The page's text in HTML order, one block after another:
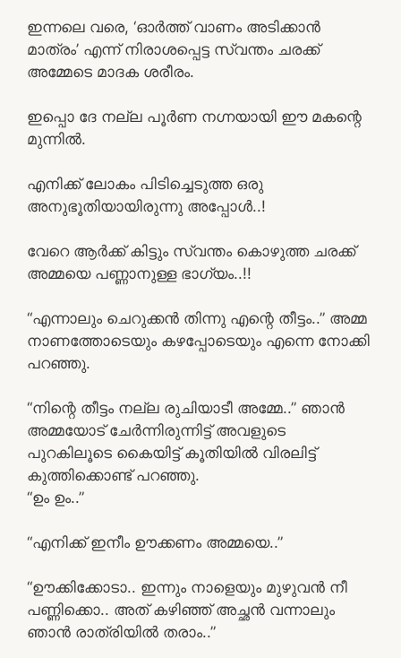
ഇന്നലെ വരെ, ‘ഓർത്ത് വാണം അടിക്കാൻ
മാത്രം’ എന്ന് നിരാശപ്പെട്ട സ്വന്തം ചരക്ക്
അമ്മേടെ മാദക ശരീരം.
ഇപ്പൊ ദേ നല്ല പൂർണ നഗ്നയായി ഈ മകന്റെ
മുന്നിൽ.
എനിക്ക് ലോകം പിടിച്ചെടുത്ത ഒരു
അനുഭൂതിയായിരുന്നു അപ്പോൾ..!
വേറെ ആർക്ക് കിട്ടും സ്വന്തം കൊഴുത്ത ചരക്ക്
അമ്മയെ പണ്ണാനുള്ള ഭാഗ്യം..!!
“എന്നാലും ചെറുക്കൻ തിന്നു എന്റെ തീട്ടം..” അമ്മ
നാണത്തോടെയും കഴപ്പോടെയും എന്നെ നോക്കി
പറഞ്ഞു.
“നിന്റെ തീട്ടം നല്ല രുചിയാടീ അമ്മേ..” ഞാൻ
അമ്മയോട് ചേർന്നിരുന്നിട്ട് അവളുടെ
പുറകിലൂടെ കൈയിട്ട് കൂതിയിൽ വിരലിട്ട്
കുത്തിക്കൊണ്ട് പറഞ്ഞു.
“ഉം ഉം..”
“എനിക്ക് ഇനീം ഊക്കണം അമ്മയെ..”
“ഊക്കിക്കോടാ.. ഇന്നും നാളെയും മുഴുവൻ നീ
പണ്ണിക്കൊ.. അത് കഴിഞ്ഞ് അച്ഛൻ വന്നാലും
ഞാൻ രാത്രിയിൽ തരാം..”